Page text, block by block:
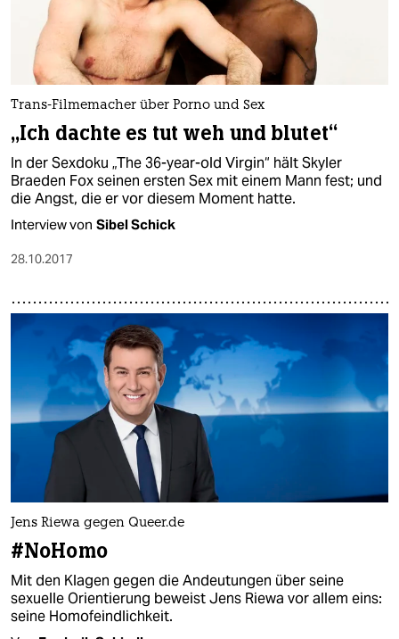
Trans-Filmemacher über Porno und Sex
„Ich dachte es tut weh und blutet“
In der Sexdoku „The 36-year-old Virgin“ hält Skyler
Braeden Fox seinen ersten Sex mit einem Mann fest; und
die Angst, die er vor diesem Moment hatte.
Interview von Sibel Schick
28.10.2017
Jens Riewa gegen Queer.de
#NoHomo
Mit den Klagen gegen die Andeutungen über seine
sexuelle Orientierung beweist Jens Riewa vor allem eins:
seine Homofeindlichkeit.